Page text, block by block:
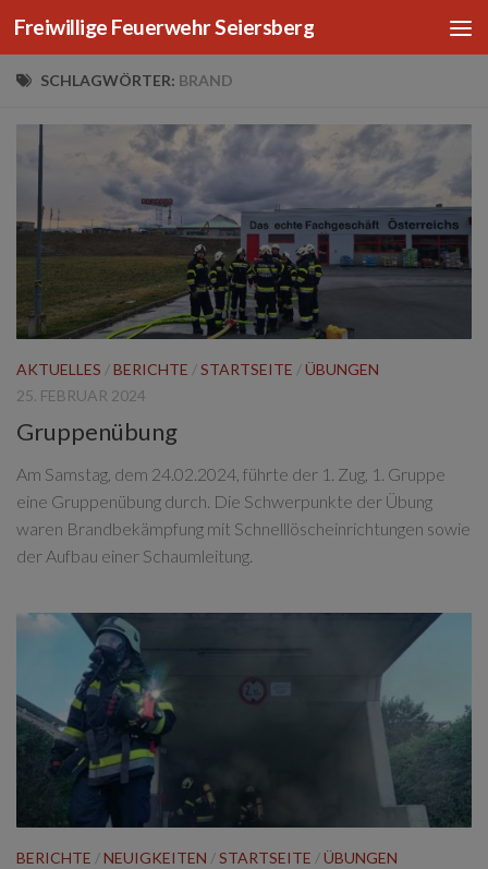
Zum Inhalt springen
Freiwillige Feuerwehr Seiersberg
SCHLAGWÖRTER: BRAND
AKTUELLES /BERICHTE /STARTSEITE /ÜBUNGEN
25. FEBRUAR 2024
Gruppenübung
Am Samstag, dem 24.02.2024, führte der 1. Zug, 1. Gruppe
eine Gruppenübung durch. Die Schwerpunkte der Übung
waren Brandbekämpfung mit Schnelllöscheinrichtungen sowie
der Aufbau einer Schaumleitung.
BERICHTE /NEUIGKEITEN /STARTSEITE /ÜBUNGEN